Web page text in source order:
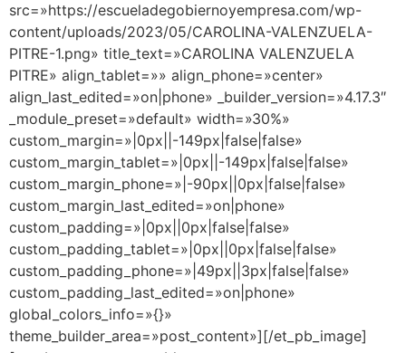
src=»https://escueladegobiernoyempresa.com/wp-
content/uploads/2023/05/CAROLINA-VALENZUELA-
PITRE-1.png» title_text=»CAROLINA VALENZUELA
PITRE» align_tablet=»» align_phone=»center»
align_last_edited=»on|phone» _builder_version=»4.17.3″
_module_preset=»default» width=»30%»
custom_margin=»|0px||-149px|false|false»
custom_margin_tablet=»|0px||-149px|false|false»
custom_margin_phone=»|-90px||0px|false|false»
custom_margin_last_edited=»on|phone»
custom_padding=»|0px||0px|false|false»
custom_padding_tablet=»|0px||0px|false|false»
custom_padding_phone=»|49px||3px|false|false»
custom_padding_last_edited=»on|phone»
global_colors_info=»{}»
theme_builder_area=»post_content»][/et_pb_image]